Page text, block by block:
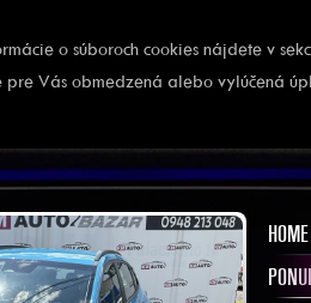
o súboroch cookies nájdete v
Vás obmedzená alebo vylúčená
HOME